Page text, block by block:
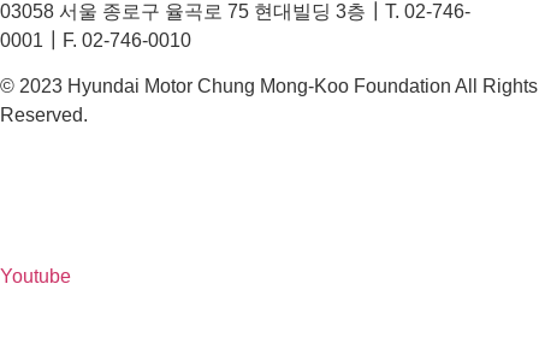
03058 서울 종로구 율곡로 75 현대빌딩 3층┃T. 02-746-
0001┃F. 02-746-0010
© 2023 Hyundai Motor Chung Mong-Koo Foundation All Rights
Reserved.
Youtube